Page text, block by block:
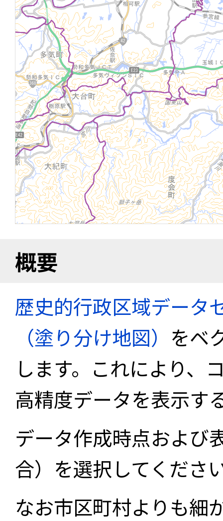
概要
歴史的行政区域データ
（塗り分け地図） をベ
します。これにより、
高精度データを表示す
データ作成時点および
合）を選択してくださ
なお市区町村よりも細